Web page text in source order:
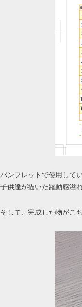
パンフレットで使用して
子供達が描いた躍動感溢
そして、完成した物がこち